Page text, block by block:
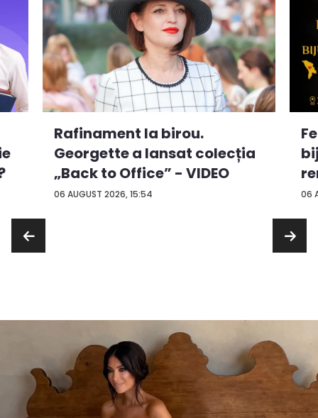
06 AUGUST 2026, 15:54
Rafinament la birou.
Georgette a lansat colecția
„Back to Office” - VIDEO
06
...